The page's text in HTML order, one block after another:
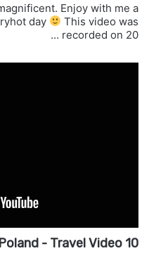
Enjoy with me a
day
This video was
recorded on 20 ...
10 Best Places to Visit in Poland - Travel Video